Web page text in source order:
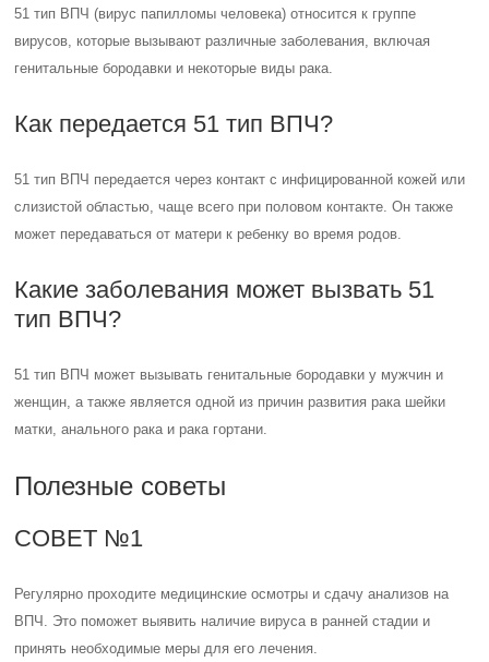
51 тип ВПЧ (вирус папилломы человека) относится к группе
вирусов, которые вызывают различные заболевания, включая
генитальные бородавки и некоторые виды рака.
Как передается 51 тип ВПЧ?
51 тип ВПЧ передается через контакт с инфицированной кожей или
слизистой областью, чаще всего при половом контакте. Он также
может передаваться от матери к ребенку во время родов.
Какие заболевания может вызвать 51
тип ВПЧ?
51 тип ВПЧ может вызывать генитальные бородавки у мужчин и
женщин, а также является одной из причин развития рака шейки
матки, анального рака и рака гортани.
Полезные советы
СОВЕТ №1
Регулярно проходите медицинские осмотры и сдачу анализов на
ВПЧ. Это поможет выявить наличие вируса в ранней стадии и
принять необходимые меры для его лечения.